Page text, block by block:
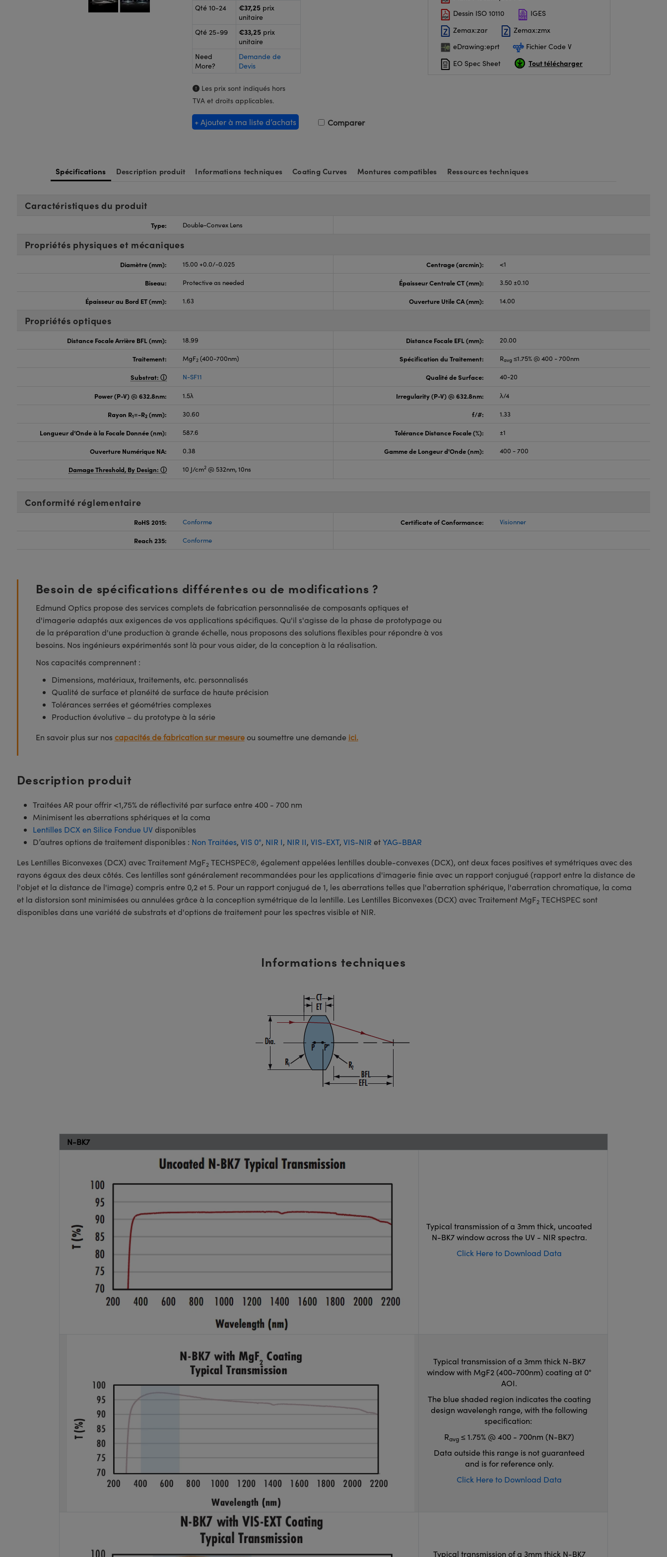
Qté 10-24
€37,25 prix
unitaire
Qté 25-99
€33,25 prix
unitaire
Need
More?
Demande de
Devis
Les prix sont indiqués hors
TVA et droits applicables.
+ Ajouter à ma liste d’achats Comparer
Dessin ISO 10110
IGES
Zemax:zar
Zemax:zmx
eDrawing:eprt
Fichier Code V
EO Spec Sheet
Tout télécharger
Spécifications Description produit Informations techniques Coating Curves Montures compatibles Ressources techniques
Caractéristiques du produit
Type: Double-Convex Lens
Propriétés physiques et mécaniques
Diamètre (mm): 15.00 +0.0/-0.025 Centrage (arcmin): <1
Biseau: Protective as needed Épaisseur Centrale CT (mm): 3.50 ±0.10
Épaisseur au Bord ET (mm): 1.63 Ouverture Utile CA (mm): 14.00
Propriétés optiques
Distance Focale Arrière BFL (mm): 18.99 Distance Focale EFL (mm): 20.00
Traitement: MgF2 (400-700nm) Spécification du Traitement: Ravg ≤1.75% @ 400 - 700nm
Substrat: N-SF11 Qualité de Surface: 40-20
Power (P-V) @ 632.8nm: 1.5λ Irregularity (P-V) @ 632.8nm: λ/4
Rayon R1=-R2 (mm): 30.60 f/#: 1.33
Longueur d’Onde à la Focale Donnée (nm): 587.6 Tolérance Distance Focale (%): ±1
Ouverture Numérique NA: 0.38 Gamme de Longeur d'Onde (nm): 400 - 700
Damage Threshold, By Design: 10 J/cm2 @ 532nm, 10ns
Conformité réglementaire
RoHS 2015: Conforme Certificate of Conformance: Visionner
Reach 235: Conforme
Besoin de spécifications différentes ou de modifications ?
Edmund Optics propose des services complets de fabrication personnalisée de composants optiques et
d'imagerie adaptés aux exigences de vos applications spécifiques. Qu'il s'agisse de la phase de prototypage ou
de la préparation d'une production à grande échelle, nous proposons des solutions flexibles pour répondre à vos
besoins. Nos ingénieurs expérimentés sont là pour vous aider, de la conception à la réalisation.
Nos capacités comprennent :
Dimensions, matériaux, traitements, etc. personnalisés
Qualité de surface et planéité de surface de haute précision
Tolérances serrées et géométries complexes
Production évolutive – du prototype à la série
En savoir plus sur nos capacités de fabrication sur mesureou soumettre une demande ici.
Description produit
Traitées AR pour offrir <1,75% de réflectivité par surface entre 400 - 700 nm
Minimisent les aberrations sphériques et la coma
Lentilles DCX en Silice Fondue UVdisponibles
D’autres options de traitement disponibles : Non Traitées, VIS 0°, NIR I, NIR II, VIS-EXT, VIS-NIR etYAG-BBAR
Les Lentilles Biconvexes (DCX) avec Traitement MgF2TECHSPEC®, également appelées lentilles double-convexes (DCX), ont deux faces positives et symétriques avec des
rayons égaux des deux côtés. Ces lentilles sont généralement recommandées pour les applications d'imagerie finie avec un rapport conjugué (rapport entre la distance de
l'objet et la distance de l'image) compris entre 0,2 et 5. Pour un rapport conjugué de 1, les aberrations telles que l'aberration sphérique, l'aberration chromatique, la coma
et la distorsion sont minimisées ou annulées grâce à la conception symétrique de la lentille. Les Lentilles Biconvexes (DCX) avec Traitement MgF2TECHSPEC sont
disponibles dans une variété de substrats et d'options de traitement pour les spectres visible et NIR.
Informations techniques
N-BK7
Typical transmission of a 3mm thick, uncoated
N-BK7 window across the UV - NIR spectra.
Click Here to Download Data
Typical transmission of a 3mm thick N-BK7
window with MgF2 (400-700nm) coating at 0°
AOI.
The blue shaded region indicates the coating
design wavelengh range, with the following
specification:
Ravg ≤ 1.75% @ 400 - 700nm (N-BK7)
Data outside this range is not guaranteed
and is for reference only.
Click Here to Download Data
Typical transmission of a 3mm thick N-BK7